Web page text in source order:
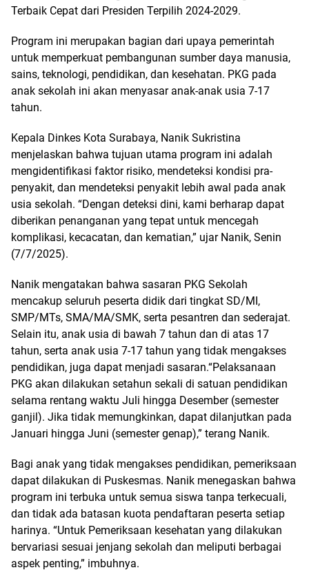
Terbaik Cepat dari Presiden Terpilih 2024-2029.
Program ini merupakan bagian dari upaya pemerintah
untuk memperkuat pembangunan sumber daya manusia,
sains, teknologi, pendidikan, dan kesehatan. PKG pada
anak sekolah ini akan menyasar anak-anak usia 7-17
tahun.
Kepala Dinkes Kota Surabaya, Nanik Sukristina
menjelaskan bahwa tujuan utama program ini adalah
mengidentifikasi faktor risiko, mendeteksi kondisi pra-
penyakit, dan mendeteksi penyakit lebih awal pada anak
usia sekolah. “Dengan deteksi dini, kami berharap dapat
diberikan penanganan yang tepat untuk mencegah
komplikasi, kecacatan, dan kematian,” ujar Nanik, Senin
(7/7/2025).
Nanik mengatakan bahwa sasaran PKG Sekolah
mencakup seluruh peserta didik dari tingkat SD/MI,
SMP/MTs, SMA/MA/SMK, serta pesantren dan sederajat.
Selain itu, anak usia di bawah 7 tahun dan di atas 17
tahun, serta anak usia 7-17 tahun yang tidak mengakses
pendidikan, juga dapat menjadi sasaran.“Pelaksanaan
PKG akan dilakukan setahun sekali di satuan pendidikan
selama rentang waktu Juli hingga Desember (semester
ganjil). Jika tidak memungkinkan, dapat dilanjutkan pada
Januari hingga Juni (semester genap),” terang Nanik.
Bagi anak yang tidak mengakses pendidikan, pemeriksaan
dapat dilakukan di Puskesmas. Nanik menegaskan bahwa
program ini terbuka untuk semua siswa tanpa terkecuali,
dan tidak ada batasan kuota pendaftaran peserta setiap
harinya. “Untuk Pemeriksaan kesehatan yang dilakukan
bervariasi sesuai jenjang sekolah dan meliputi berbagai
aspek penting,” imbuhnya.